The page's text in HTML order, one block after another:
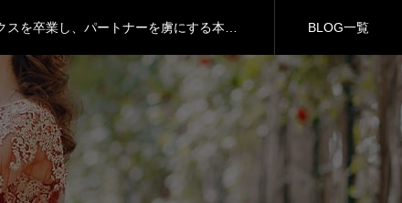
なぜ、あなたの会話はいつも「次」がないのか？リピート率95%のプロが教える、関係が劇的に深まる「引力の会話術」
悪用厳禁！ 「心理学×香りで意中の相手を虜にする禁断の恋愛テクニック」調香師が明かす、記憶と感情を操る嗅覚戦略
98%の男が知らない「女性をイカせる」の本当の意味｜自己満セックスを卒業し、パートナーを虜にする本質的アプローチ
なぜ、あなたの会話はいつも「次」がないのか？リピート率95%のプロが教える、関係が劇的に深まる「引力の会話術」
BLOG一覧